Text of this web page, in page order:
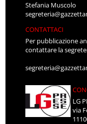
Stefania Muscolo
CONTATTACI
Per pubblicazione
contattare la
LG
via